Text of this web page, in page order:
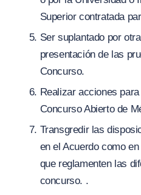
Superior contratada
Ser suplantado por
presentación de las
Concurso.
Realizar acciones
Concurso Abierto de
Transgredir las
en el Acuerdo como
que reglamenten las
concurso. .